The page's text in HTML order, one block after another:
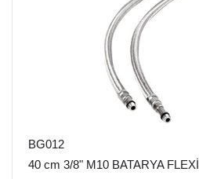
BG012
40 cm 3/8" M10 BATARYA FLEXİ